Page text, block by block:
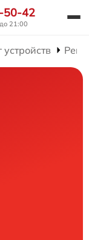
50-42
21:00
устройств